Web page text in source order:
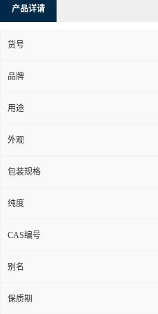
产品详请
货号
品牌
用途
外观
包装规格
纯度
CAS编号
别名
保质期